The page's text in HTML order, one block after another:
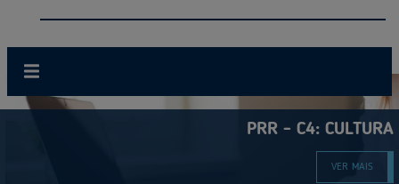
PRR - C4: CULTURA
VER MAIS